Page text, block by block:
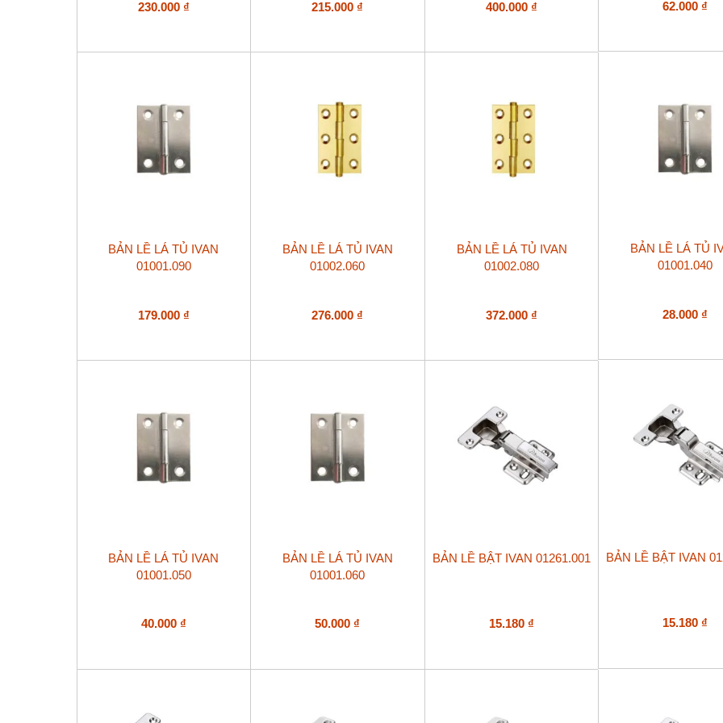
230.000 ₫ 215.000 ₫ 400.000 ₫ 62.000 ₫
BẢN LỀ LÁ TỦ IVAN
01001.090
179.000 ₫
BẢN LỀ LÁ TỦ IVAN
01002.060
276.000 ₫
BẢN LỀ LÁ TỦ IVAN
01002.080
372.000 ₫
BẢN LỀ LÁ TỦ
01001.040
28.000 ₫
BẢN LỀ LÁ TỦ IVAN
01001.050
40.000 ₫
BẢN LỀ LÁ TỦ IVAN
01001.060
50.000 ₫
BẢN LỀ BẬT IVAN 01261.001
15.180 ₫
BẢN LỀ BẬT IVAN
15.180 ₫